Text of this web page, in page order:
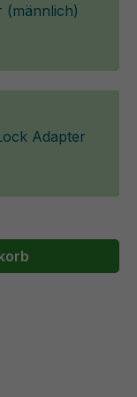
(männlich)
Adapter
Wert